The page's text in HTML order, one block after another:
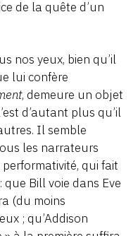
de la quête d’un
nos yeux, bien qu’il
lui confère
, demeure un objet
d’autant plus qu’il
Il semble
les narrateurs
qui fait
Bill voie dans Eve
(du moins
; qu’Addison